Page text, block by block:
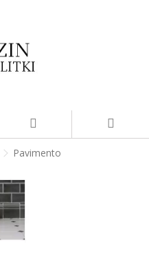
Pavimento